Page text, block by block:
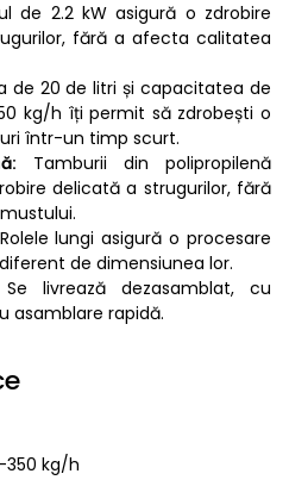
de 2.2 kW asigură o zdrobire
fără a afecta calitatea
de 20 de litri și capacitatea de
kg/h îți permit să zdrobești o
într-un timp scurt.
Tamburii din polipropilenă
delicată a strugurilor, fără
Rolele lungi asigură o procesare
de dimensiunea lor.
Se livrează dezasamblat, cu
asamblare rapidă.
350 kg/h